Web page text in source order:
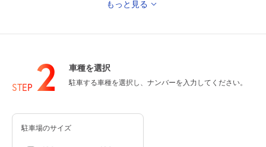
8月12日 (水) ¥1,000
もっと見る
STEP 2 車種を選択
駐車する車種を選択し、ナンバーを入力してください。
駐車場のサイズ